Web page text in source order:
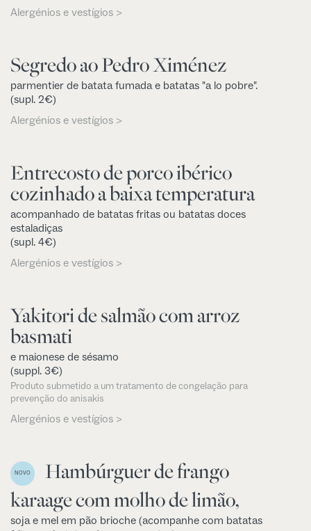
Alergénios e vestígios >
Segredo ao Pedro Ximénez
parmentier de batata fumada e batatas "a lo pobre".
(supl. 2€)
Alergénios e vestígios >
Entrecosto de porco ibérico
cozinhado a baixa temperatura
acompanhado de batatas fritas ou batatas doces
estaladiças
(supl. 4€)
Alergénios e vestígios >
Yakitori de salmão com arroz
basmati
e maionese de sésamo
(suppl. 3€)
Produto submetido a um tratamento de congelação para
prevenção do anisakis
Alergénios e vestígios >
NOVO
Hambúrguer de frango
karaage com molho de limão,
soja e mel em pão brioche (acompanhe com batatas